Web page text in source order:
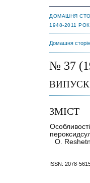
ДОМАШНЯ
1948-2011
Домашня
№ 37
ВИПУСК
ЗМІСТ
O.
ISSN: 2078-